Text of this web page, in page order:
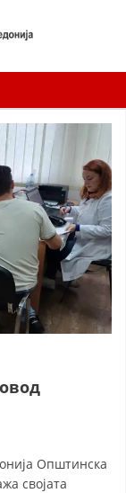
Општинска
својата